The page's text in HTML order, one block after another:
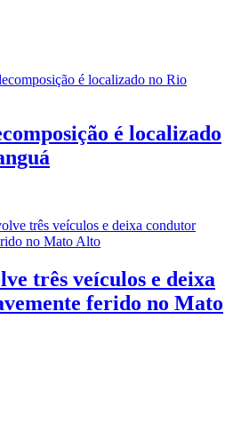
é localizado
três veículos e deixa
ferido no Mato